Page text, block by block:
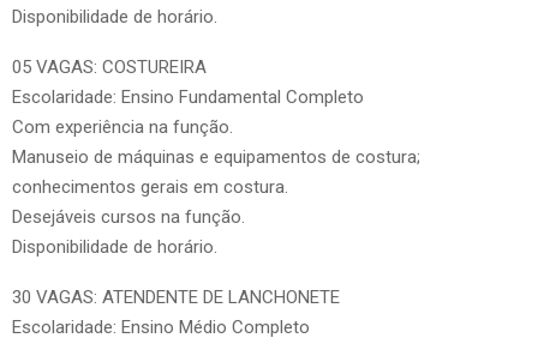
Disponibilidade de horário.
05 VAGAS: COSTUREIRA
Escolaridade: Ensino Fundamental Completo
Com experiência na função.
Manuseio de máquinas e equipamentos de costura;
conhecimentos gerais em costura.
Desejáveis cursos na função.
Disponibilidade de horário.
30 VAGAS: ATENDENTE DE LANCHONETE
Escolaridade: Ensino Médio Completo